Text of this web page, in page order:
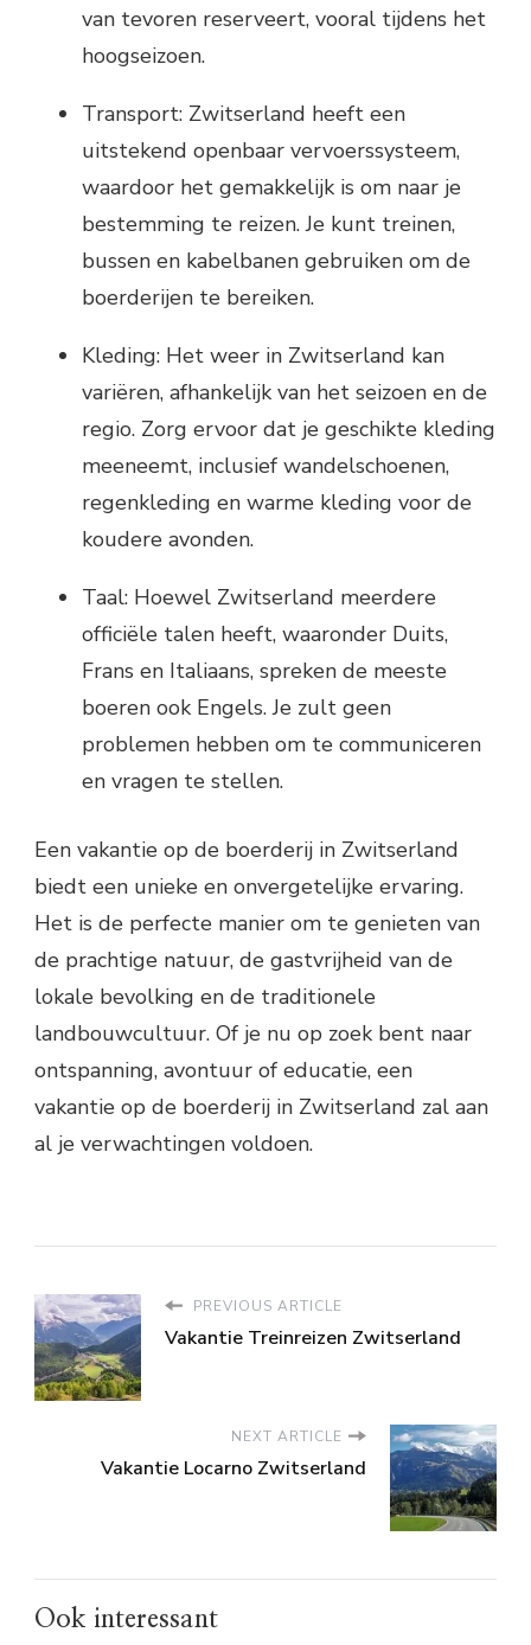
van tevoren reserveert, vooral tijdens het
hoogseizoen.
Transport: Zwitserland heeft een
uitstekend openbaar vervoerssysteem,
waardoor het gemakkelijk is om naar je
bestemming te reizen. Je kunt treinen,
bussen en kabelbanen gebruiken om de
boerderijen te bereiken.
Kleding: Het weer in Zwitserland kan
variëren, afhankelijk van het seizoen en de
regio. Zorg ervoor dat je geschikte kleding
meeneemt, inclusief wandelschoenen,
regenkleding en warme kleding voor de
koudere avonden.
Taal: Hoewel Zwitserland meerdere
officiële talen heeft, waaronder Duits,
Frans en Italiaans, spreken de meeste
boeren ook Engels. Je zult geen
problemen hebben om te communiceren
en vragen te stellen.
Een vakantie op de boerderij in Zwitserland
biedt een unieke en onvergetelijke ervaring.
Het is de perfecte manier om te genieten van
de prachtige natuur, de gastvrijheid van de
lokale bevolking en de traditionele
landbouwcultuur. Of je nu op zoek bent naar
ontspanning, avontuur of educatie, een
vakantie op de boerderij in Zwitserland zal aan
al je verwachtingen voldoen.
PREVIOUS ARTICLE
Vakantie Treinreizen Zwitserland
NEXT ARTICLE
Vakantie Locarno Zwitserland
Ook interessant